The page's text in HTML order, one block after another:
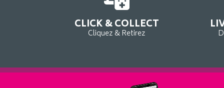
CLICK & COLLECT
Cliquez & Retirez